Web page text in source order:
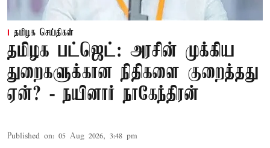
தமிழக செய்திகள்
தமிழக பட்ஜெட்: அரசின் முக்கிய
துறைகளுக்கான நிதிகளை குறைத்தது
ஏன்? - நயினார் நாகேந்திரன்
Published on: 05 Aug 2026, 3:48 pm